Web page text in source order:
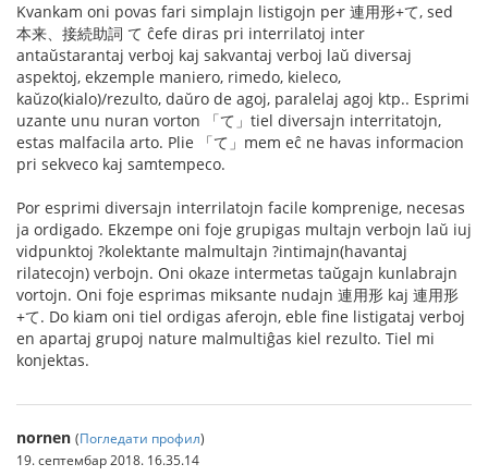
Kvankam oni povas fari simplajn listigojn per 連用形+て, sed
本来、接続助詞 て ĉefe diras pri interrilatoj inter
antaŭstarantaj verboj kaj sakvantaj verboj laŭ diversaj
aspektoj, ekzemple maniero, rimedo, kieleco,
kaŭzo(kialo)/rezulto, daŭro de agoj, paralelaj agoj ktp.. Esprimi
uzante unu nuran vorton 「て」tiel diversajn interritatojn,
estas malfacila arto. Plie 「て」mem eĉ ne havas informacion
pri sekveco kaj samtempeco.
Por esprimi diversajn interrilatojn facile komprenige, necesas
ja ordigado. Ekzempe oni foje grupigas multajn verbojn laŭ iuj
vidpunktoj ?kolektante malmultajn ?intimajn(havantaj
rilatecojn) verbojn. Oni okaze intermetas taŭgajn kunlabrajn
vortojn. Oni foje esprimas miksante nudajn 連用形 kaj 連用形
+て. Do kiam oni tiel ordigas aferojn, eble fine listigataj verboj
en apartaj grupoj nature malmultiĝas kiel rezulto. Tiel mi
konjektas.
nornen (Погледати профил)
19. септембар 2018. 16.35.14